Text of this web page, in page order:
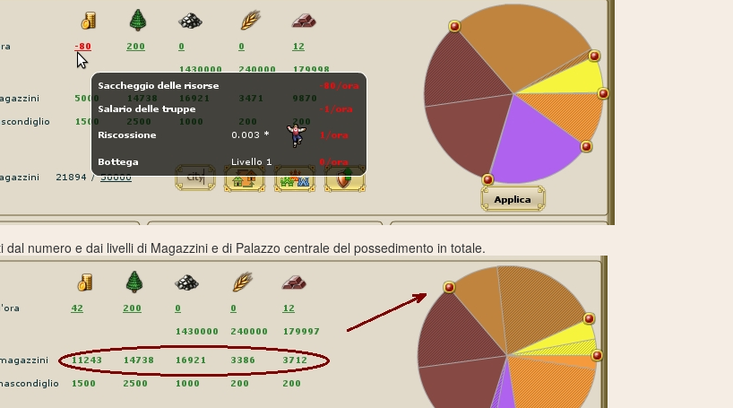
dal numero e dai livelli di Magazzini e di Palazzo centrale del possedimento in totale.